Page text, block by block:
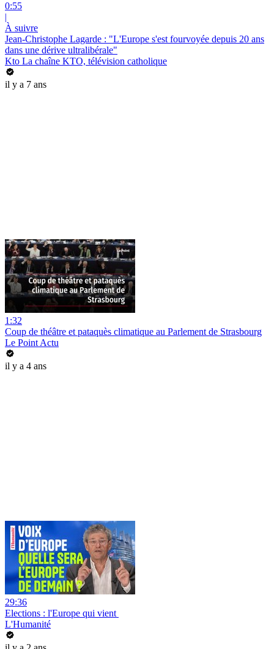
0:55
|
À suivre
Jean-Christophe Lagarde : "L'Europe s'est fourvoyée depuis 20 ans
dans une dérive ultralibérale"
Kto La chaîne KTO, télévision catholique
il y a 7 ans
1:32
Coup de théâtre et pataquès climatique au Parlement de Strasbourg
Le Point Actu
il y a 4 ans
29:36
Elections : l'Europe qui vient
L'Humanité